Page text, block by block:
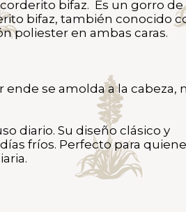
bifaz. Es un gorro de
bifaz, también conocido
poliester en ambas caras.
se amolda a la cabeza,
diario. Su diseño clásico y
fríos. Perfecto para